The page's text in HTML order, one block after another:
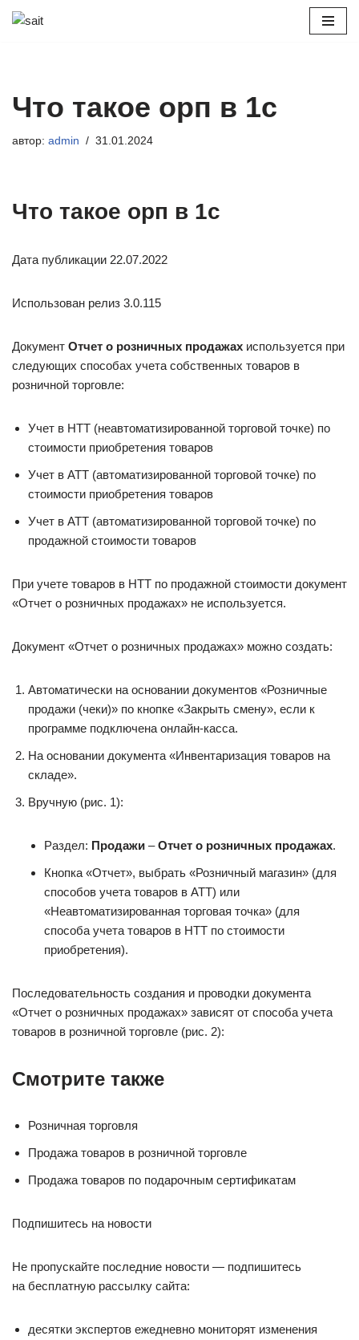
Что такое орп в 1с
автор: admin 31.01.2024
Что такое орп в 1с
Дата публикации 22.07.2022
Использован релиз 3.0.115
Документ Отчет о розничных продажах используется при
следующих способах учета собственных товаров в
розничной торговле:
Учет в НТТ (неавтоматизированной торговой точке) по
стоимости приобретения товаров
Учет в АТТ (автоматизированной торговой точке) по
стоимости приобретения товаров
Учет в АТТ (автоматизированной торговой точке) по
продажной стоимости товаров
При учете товаров в НТТ по продажной стоимости документ
«Отчет о розничных продажах» не используется.
Документ «Отчет о розничных продажах» можно создать:
Автоматически на основании документов «Розничные
продажи (чеки)» по кнопке «Закрыть смену», если к
программе подключена онлайн-касса.
На основании документа «Инвентаризация товаров на
складе».
Вручную (рис. 1):
Раздел: Продажи –Отчет о розничных продажах.
Кнопка «Отчет», выбрать «Розничный магазин» (для
способов учета товаров в АТТ) или
«Неавтоматизированная торговая точка» (для
способа учета товаров в НТТ по стоимости
приобретения).
Последовательность создания и проводки документа
«Отчет о розничных продажах» зависят от способа учета
товаров в розничной торговле (рис. 2):
Смотрите также
Розничная торговля
Продажа товаров в розничной торговле
Продажа товаров по подарочным сертификатам
Подпишитесь на новости
Не пропускайте последние новости — подпишитесь
на бесплатную рассылку сайта:
десятки экспертов ежедневно мониторят изменения